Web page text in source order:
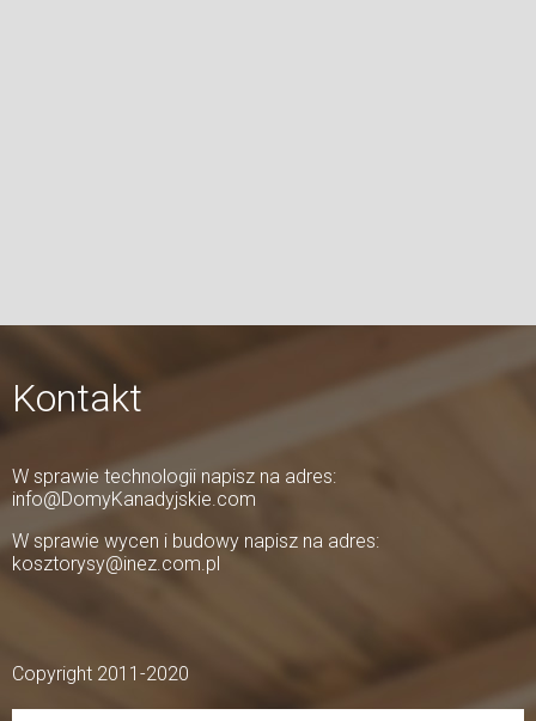
Kontakt
W sprawie technologii napisz na adres:
info@DomyKanadyjskie.com
W sprawie wycen i budowy napisz na adres:
kosztorysy@inez.com.pl
Copyright 2011-2020